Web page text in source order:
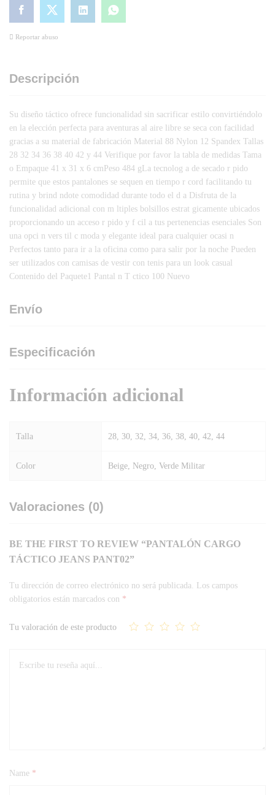
Reportar abuso
Descripción
Su diseño táctico ofrece funcionalidad sin sacrificar estilo convirtiéndolo
en la elección perfecta para aventuras al aire libre se seca con facilidad
gracias a su material de fabricación Material 88 Nylon 12 Spandex Tallas
28 32 34 36 38 40 42 y 44 Verifique por favor la tabla de medidas Tama
o Empaque 41 x 31 x 6 cmPeso 484 gLa tecnolog a de secado r pido
permite que estos pantalones se sequen en tiempo r cord facilitando tu
rutina y brind ndote comodidad durante todo el d a Disfruta de la
funcionalidad adicional con m ltiples bolsillos estrat gicamente ubicados
proporcionando un acceso r pido y f cil a tus pertenencias esenciales Son
una opci n vers til c moda y elegante ideal para cualquier ocasi n
Perfectos tanto para ir a la oficina como para salir por la noche Pueden
ser utilizados con camisas de vestir con tenis para un look casual
Contenido del Paquete1 Pantal n T ctico 100 Nuevo
Envío
Especificación
Información adicional
Talla 28, 30, 32, 34, 36, 38, 40, 42, 44
Color Beige, Negro, Verde Militar
Valoraciones (0)
BE THE FIRST TO REVIEW “PANTALÓN CARGO
TÁCTICO JEANS PANT02”
Tu dirección de correo electrónico no será publicada. Los campos
obligatorios están marcados con *
Tu valoración de este producto
Name *